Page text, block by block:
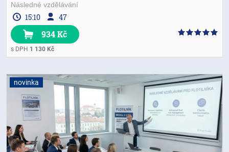
Následné vzdělávání
15:10 47
934 Kč
s DPH 1 130 Kč
novinka